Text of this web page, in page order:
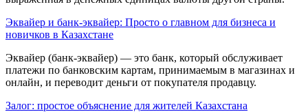
Эквайер и банк-эквайер: Просто о главном для бизнеса и
новичков в Казахстане
Эквайер (банк-эквайер) — это банк, который обслуживает
платежи по банковским картам, принимаемым в магазинах и
онлайн, и переводит деньги от покупателя продавцу.
Залог: простое объяснение для жителей Казахстана